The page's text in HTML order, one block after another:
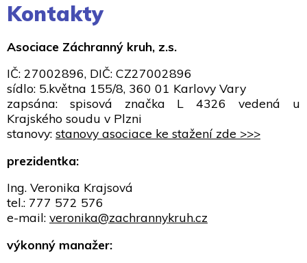
Kontakty
Asociace Záchranný kruh, z.s.
IČ: 27002896, DIČ: CZ27002896
sídlo: 5.května 155/8, 360 01 Karlovy Vary
zapsána: spisová značka L 4326 vedená u
Krajského soudu v Plzni
stanovy: stanovy asociace ke stažení zde >>>
prezidentka:
Ing. Veronika Krajsová
tel.: 777 572 576
e-mail: veronika@zachrannykruh.cz
výkonný manažer: